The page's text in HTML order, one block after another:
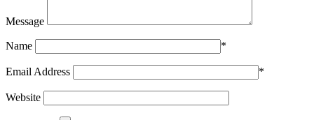
Message
Name *
Email Address *
Website